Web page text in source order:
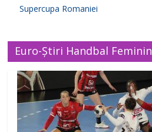
Supercupa Romaniei
Euro-Știri Handbal Feminin